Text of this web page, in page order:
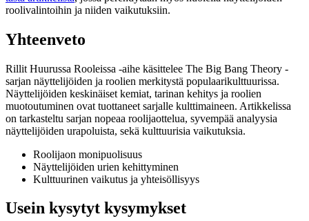
roolivalintoihin ja niiden vaikutuksiin.
Yhteenveto
Rillit Huurussa Rooleissa -aihe käsittelee The Big Bang Theory -
sarjan näyttelijöiden ja roolien merkitystä populaarikulttuurissa.
Näyttelijöiden keskinäiset kemiat, tarinan kehitys ja roolien
muotoutuminen ovat tuottaneet sarjalle kulttimaineen. Artikkelissa
on tarkasteltu sarjan nopeaa roolijaottelua, syvempää analyysia
näyttelijöiden urapoluista, sekä kulttuurisia vaikutuksia.
Roolijaon monipuolisuus
Näyttelijöiden urien kehittyminen
Kulttuurinen vaikutus ja yhteisöllisyys
Usein kysytyt kysymykset